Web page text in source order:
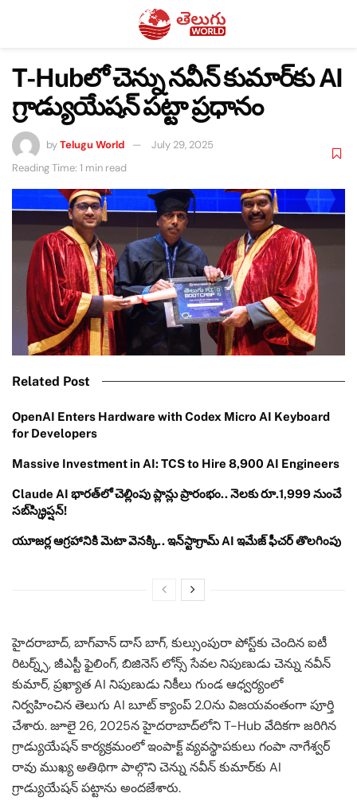
T-Hubలో చెన్ను నవీన్ కుమార్‌కు AI
గ్రాడ్యుయేషన్ పట్టా ప్రధానం
byTelugu World
July 29, 2025
Reading Time: 1 min read
Related Post
OpenAI Enters Hardware with Codex Micro AI Keyboard
for Developers
Massive Investment in AI: TCS to Hire 8,900 AI Engineers
Claude AI భారత్‌లో చెల్లింపు ప్లాన్లు ప్రారంభం.. నెలకు రూ.1,999 నుంచే
సబ్‌స్క్రిప్షన్!
యూజర్ల ఆగ్రహానికి మెటా వెనక్కి.. ఇన్‌స్టాగ్రామ్ AI ఇమేజ్ ఫీచర్ తొలగింపు
హైదరాబాద్, బాగ్‌వాన్ దాస్ బాగ్, కుల్సుంపురా పోస్ట్‌కు చెందిన ఐటీ
రిటర్న్స్, జీఎస్టీ ఫైలింగ్, బిజినెస్ లోన్స్ సేవల నిపుణుడు చెన్ను నవీన్
కుమార్, ప్రఖ్యాత AI నిపుణుడు నికీలు గుండ ఆధ్వర్యంలో
నిర్వహించిన తెలుగు AI బూట్ క్యాంప్ 2.0ను విజయవంతంగా పూర్తి
చేశారు. జూలై 26, 2025న హైదరాబాద్‌లోని T-Hub వేదికగా జరిగిన
గ్రాడ్యుయేషన్ కార్యక్రమంలో ఇంపాక్ట్ వ్యవస్థాపకులు గంపా నాగేశ్వర్
రావు ముఖ్య అతిథిగా పాల్గొని చెన్ను నవీన్ కుమార్‌కు AI
గ్రాడ్యుయేషన్ పట్టాను అందజేశారు.